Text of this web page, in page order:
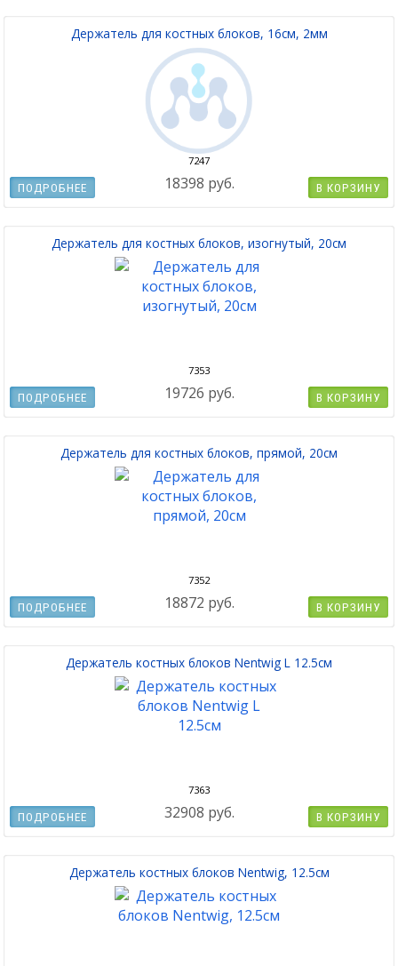
Держатель для костных блоков, 16см, 2мм
7247
18398 руб. В КОРЗИНУ
ПОДРОБНЕЕ
Держатель для костных блоков, изогнутый, 20см
7353
19726 руб. В КОРЗИНУ
ПОДРОБНЕЕ
Держатель для костных блоков, прямой, 20см
7352
18872 руб. В КОРЗИНУ
ПОДРОБНЕЕ
Держатель костных блоков Nentwig L 12.5см
7363
32908 руб. В КОРЗИНУ
ПОДРОБНЕЕ
Держатель костных блоков Nentwig, 12.5см